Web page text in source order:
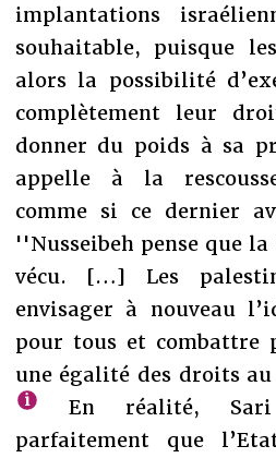
implantations
souhaitable, puisque
alors la possibilité
complètement leur
donner du poids à sa
appelle à la
comme si ce dernier
''Nusseibeh pense que
vécu. […] Les
envisager à nouveau
pour tous et combattre
une égalité des droits
En réalité, Sari
parfaitement que